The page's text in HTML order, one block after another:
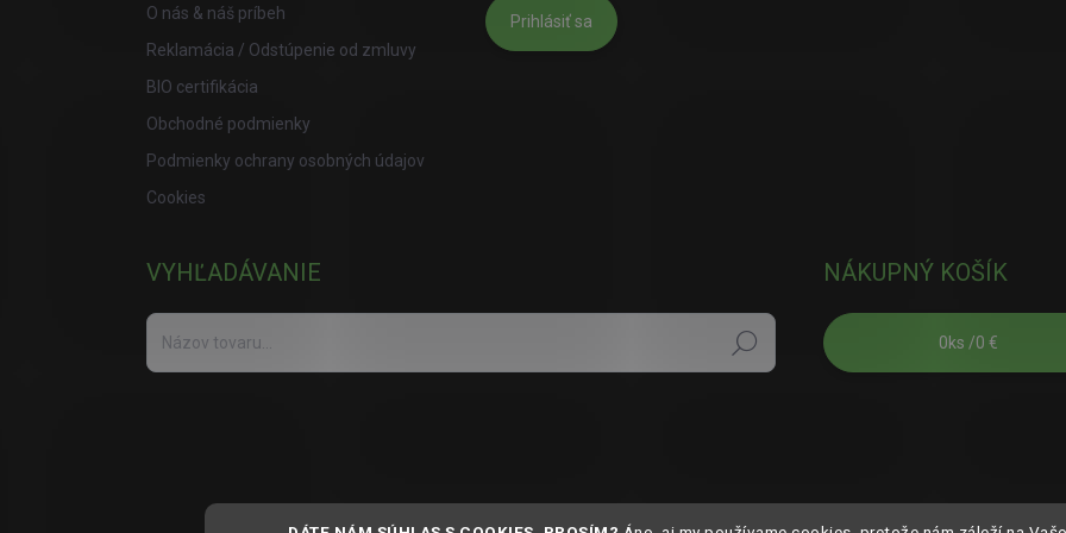
O nás & náš príbeh
Reklamácia / Odstúpenie od zmluvy
BIO certifikácia
Obchodné podmienky
Podmienky ochrany osobných údajov
Cookies
Prihlásiť sa
VYHĽADÁVANIE
Hľadať
NÁKUPNÝ KOŠÍK
0ks /0 €